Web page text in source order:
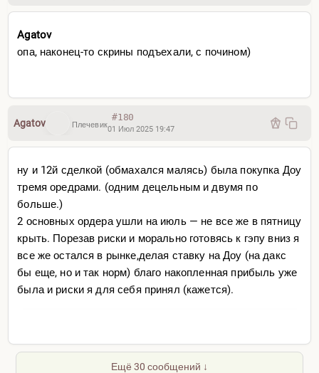
Agatov
опа, наконец-то скрины подъехали, с почином)
Agatov Плечевик
#180
01 Июл 2025 19:47
ну и 12й сделкой (обмахался малясь) была покупка Доу
тремя оредрами. (одним децельным и двумя по
больше.)
2 основных ордера ушли на июль — не все же в пятницу
крыть. Порезав риски и морально готовясь к гэпу вниз я
все же остался в рынке,делая ставку на Доу (на дакс
бы еще, но и так норм) благо накопленная прибыль уже
была и риски я для себя принял (кажется).
Ещё 30 сообщений ↓